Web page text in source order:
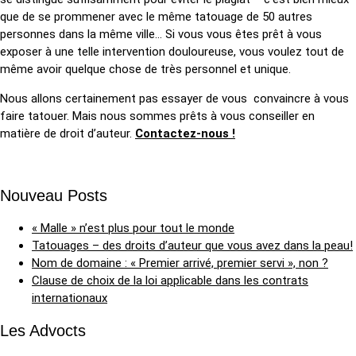
que de se prommener avec le même tatouage de 50 autres
personnes dans la même ville… Si vous vous êtes prêt à vous
exposer à une telle intervention douloureuse, vous voulez tout de
même avoir quelque chose de très personnel et unique.
Nous allons certainement pas essayer de vous convaincre à vous
faire tatouer. Mais nous sommes prêts à vous conseiller en
matière de droit d’auteur. Contactez-nous !
Nouveau Posts
« Malle » n’est plus pour tout le monde
Tatouages – des droits d’auteur que vous avez dans la peau!
Nom de domaine : « Premier arrivé, premier servi », non ?
Clause de choix de la loi applicable dans les contrats
internationaux
Les Advocts